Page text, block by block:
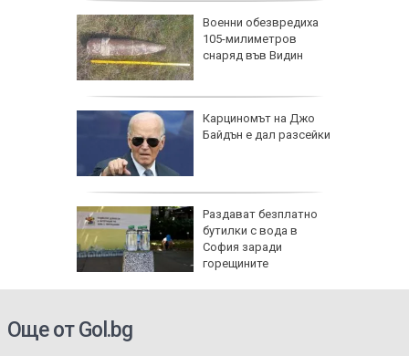
Военни обезвредиха
105-милиметров
снаряд във Видин
Карциномът на Джо
Байдън е дал разсейки
Раздават безплатно
бутилки с вода в
София заради
горещините
Още от Gol.bg